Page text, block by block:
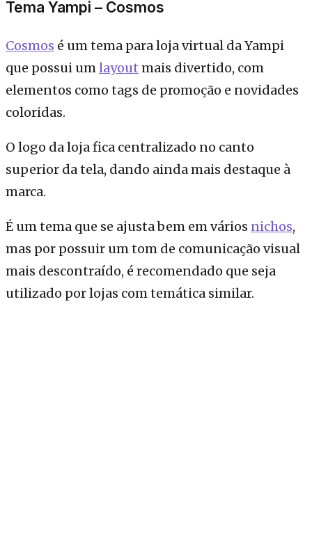
Tema Yampi – Cosmos
Cosmos é um tema para loja virtual da Yampi
que possui umlayout mais divertido, com
elementos como tags de promoção e novidades
coloridas.
O logo da loja fica centralizado no canto
superior da tela, dando ainda mais destaque à
marca.
É um tema que se ajusta bem em vários nichos,
mas por possuir um tom de comunicação visual
mais descontraído, é recomendado que seja
utilizado por lojas com temática similar.